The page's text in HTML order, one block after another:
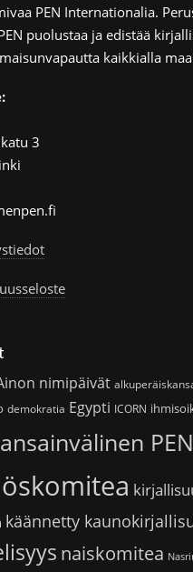
PEN Internationalia.
puolustaa ja edistää
kaikkialla
3
nimipäivät
demokratia Egypti ICORN
PEN
käännetty
naiskomitea